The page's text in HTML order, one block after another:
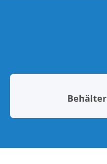
Behälter